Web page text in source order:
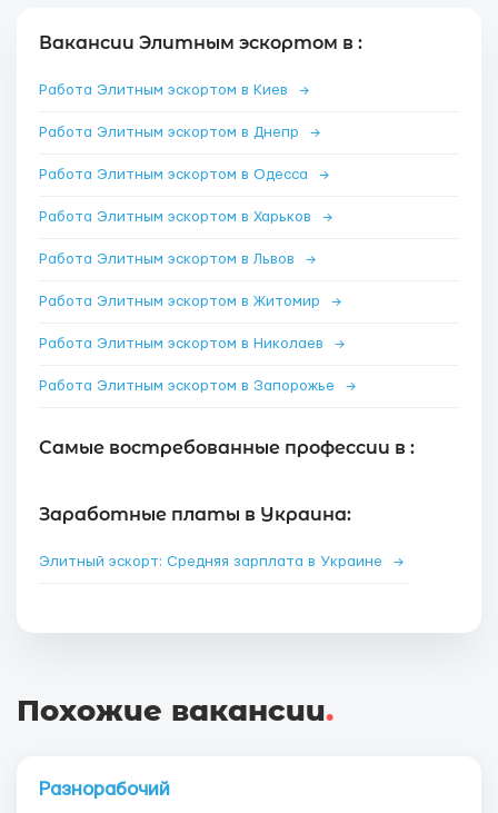
Вакансии Элитным эскортом в :
Работа Элитным эскортом в Киев →
Работа Элитным эскортом в Днепр →
Работа Элитным эскортом в Одесса →
Работа Элитным эскортом в Харьков →
Работа Элитным эскортом в Львов →
Работа Элитным эскортом в Житомир →
Работа Элитным эскортом в Николаев →
Работа Элитным эскортом в Запорожье →
Самые востребованные профессии в :
Заработные платы в Украина:
Элитный эскорт: Средняя зарплата в Украине →
Похожие вакансии.
Разнорабочий